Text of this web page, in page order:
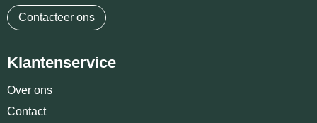
Contacteer ons
Klantenservice
Over ons
Contact